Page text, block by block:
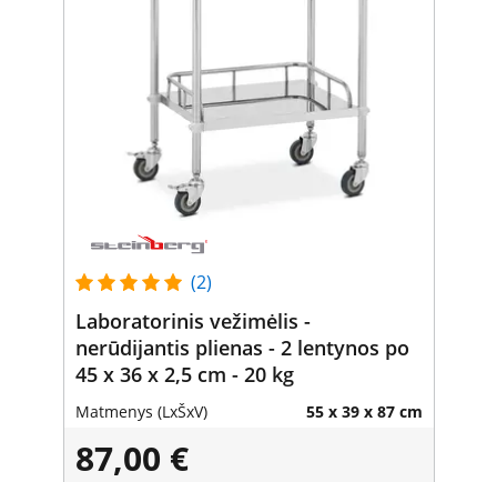
(2)
Laboratorinis vežimėlis -
nerūdijantis plienas - 2 lentynos po
45 x 36 x 2,5 cm - 20 kg
Matmenys (LxŠxV) 55 x 39 x 87 cm
87,00 €